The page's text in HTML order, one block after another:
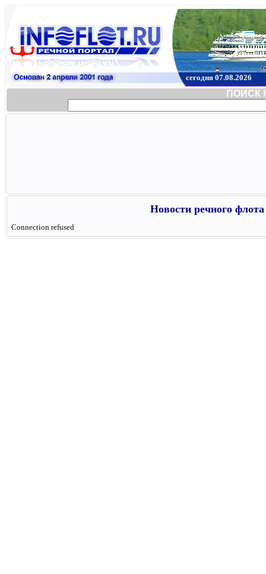
сегодня 07.08.2026
ПОИСК
Новости речного
Connection refused